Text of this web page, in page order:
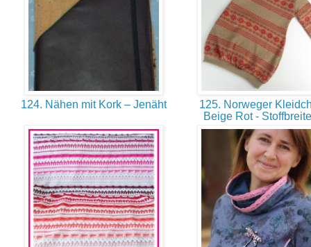
124. Nähen mit Kork – Jenäht
125. Norweger
Beige Rot -